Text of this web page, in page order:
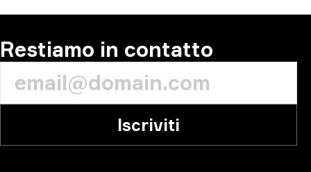
Restiamo in contatto
Iscriviti